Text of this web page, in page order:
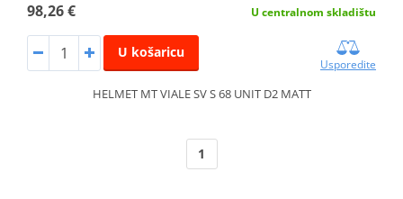
98,26 € U centralnom skladištu
U košaricu
Usporedite
HELMET MT VIALE SV S 68 UNIT D2 MATT
1